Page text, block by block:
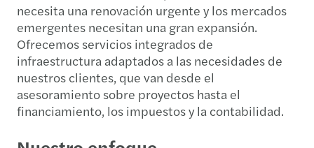
necesita una renovación urgente y los mercados
emergentes necesitan una gran expansión.
Ofrecemos servicios integrados de
infraestructura adaptados a las necesidades de
nuestros clientes, que van desde el
asesoramiento sobre proyectos hasta el
financiamiento, los impuestos y la contabilidad.